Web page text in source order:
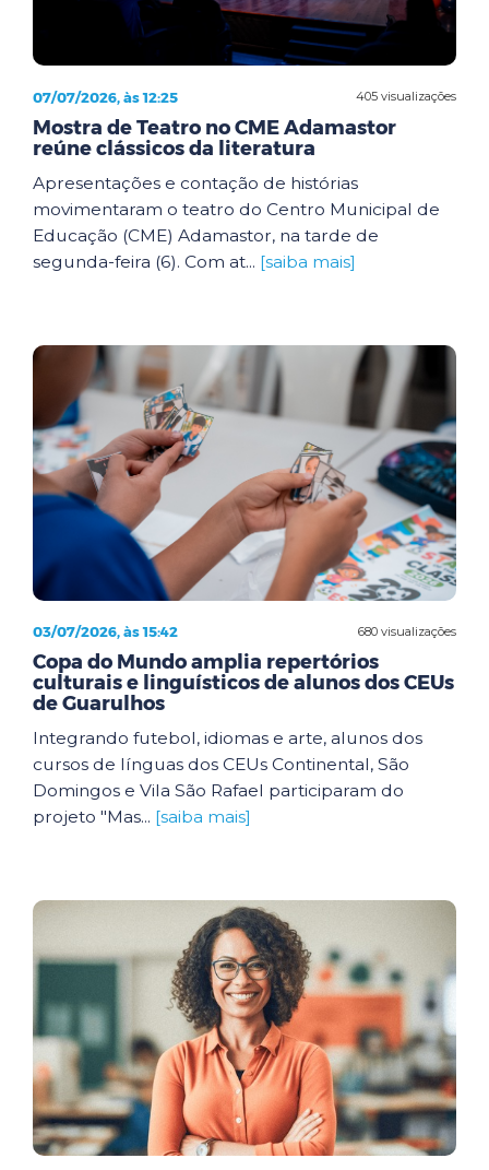
405 visualizações
07/07/2026, às 12:25
Mostra de Teatro no CME Adamastor
reúne clássicos da literatura
Apresentações e contação de histórias
movimentaram o teatro do Centro Municipal de
Educação (CME) Adamastor, na tarde de
segunda-feira (6). Com at... [saiba mais]
680 visualizações
03/07/2026, às 15:42
Copa do Mundo amplia repertórios
culturais e linguísticos de alunos dos CEUs
de Guarulhos
Integrando futebol, idiomas e arte, alunos dos
cursos de línguas dos CEUs Continental, São
Domingos e Vila São Rafael participaram do
projeto "Mas... [saiba mais]